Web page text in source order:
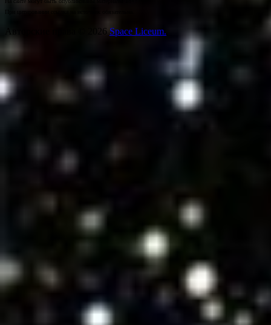
Авторские права © 2026 Space Liceum.